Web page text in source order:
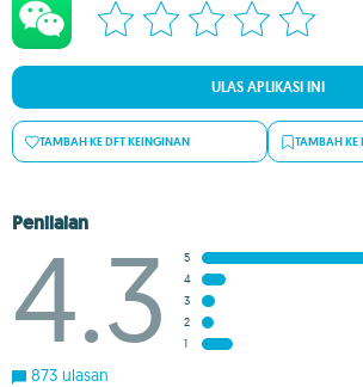
ULAS APLIKASI INI
TAMBAH KE DFT KEINGINAN TAMBAH KE
Penilaian
4.3
5
4
3
2
1
873 ulasan